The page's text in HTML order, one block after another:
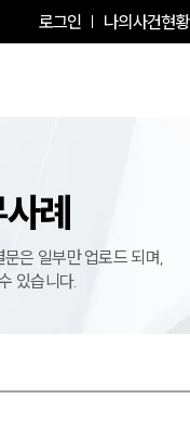
로그인 나의사건현황
례
은 일부만 업로드 되며,
있습니다.